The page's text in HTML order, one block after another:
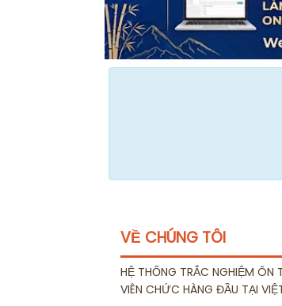
VỀ CHÚNG TÔI
HỆ THỐNG TRẮC NGHIỆM ÔN
VIÊN CHỨC HÀNG ĐẦU TẠI